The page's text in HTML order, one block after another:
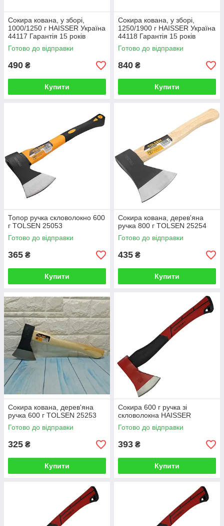
Сокира кована, у зборі,
1000/1250 г HAISSER Україна
44117 Гарантія 15 років
Готово до відправки
490 ₴
Купити
Сокира кована, у зборі,
1250/1900 г HAISSER Україна
44118 Гарантія 15 років
Готово до відправки
840 ₴
Купити
Топор ручка скловолокно 600
г TOLSEN 25053
Готово до відправки
365 ₴
Купити
Сокира кована, дерев'яна
ручка 800 г TOLSEN 25254
Готово до відправки
435 ₴
Купити
Сокира кована, дерев'яна
ручка 600 г TOLSEN 25253
Готово до відправки
325 ₴
Купити
Сокира 600 г ручка зі
скловолокна HAISSER
Готово до відправки
393 ₴
Купити